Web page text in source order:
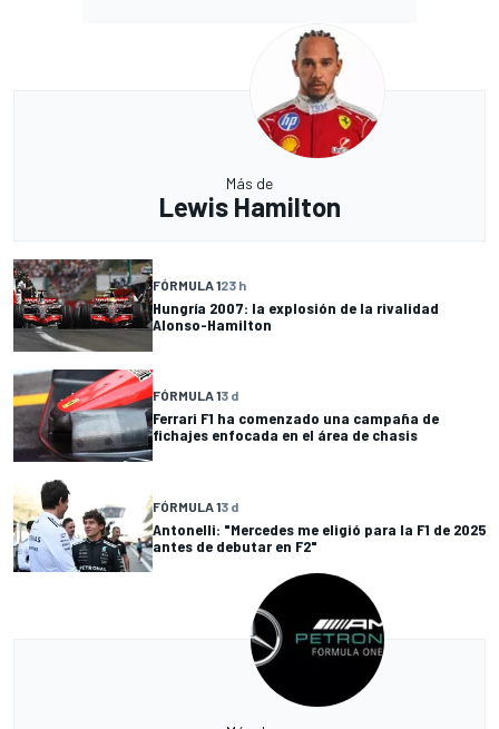
Más de
Lewis Hamilton
FÓRMULA 123 h
Hungría 2007: la explosión de la rivalidad
Alonso-Hamilton
FÓRMULA 13 d
Ferrari F1 ha comenzado una campaña de
fichajes enfocada en el área de chasis
FÓRMULA 13 d
Antonelli: "Mercedes me eligió para la F1 de 2025
antes de debutar en F2"